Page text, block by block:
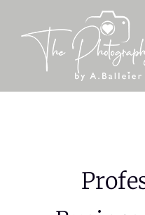
Inhalt
springen
Fotografie
Kontakt